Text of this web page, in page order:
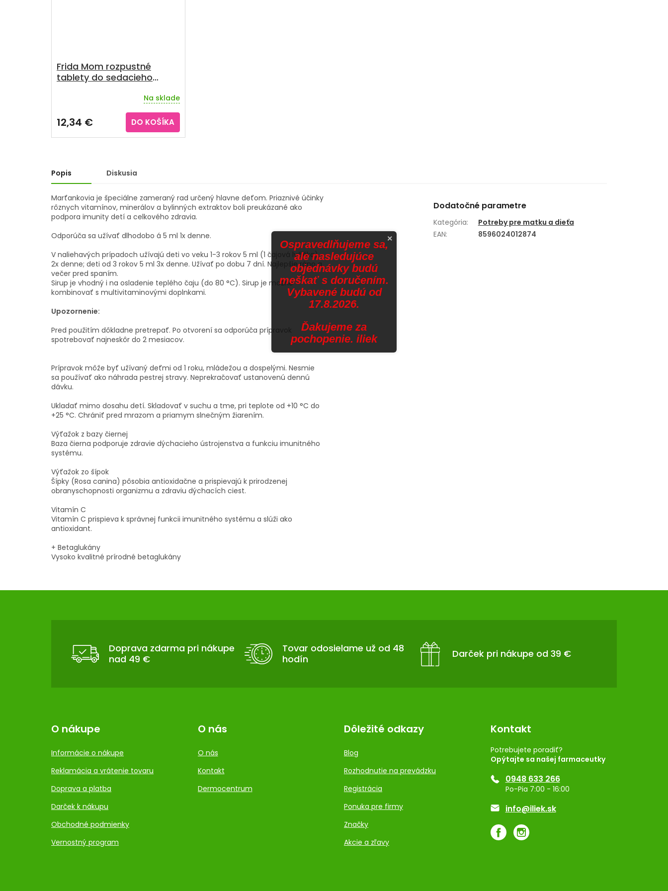
Frida Mom rozpustné
tablety do sedacieho
produktu
je
4,0
Na sklade
12,34 € DO KOŠÍKA
Popis Diskusia
Marťankovia je špeciálne zameraný rad určený hlavne deťom. Priaznivé účinky
rôznych vitamínov, minerálov a bylinných extraktov boli preukázané ako
podpora imunity detí a celkového zdravia.
Odporúča sa užívať dlhodobo á 5 ml 1x denne.
V naliehavých prípadoch užívajú deti vo veku 1-3 rokov 5 ml (1 čajová lyžička)
2x denne; deti od 3 rokov 5 ml 3x denne. Užívať po dobu 7 dní. Najlepšie ráno a
večer pred spaním.
Sirup je vhodný i na osladenie teplého čaju (do 80 °C). Sirup je možné
kombinovať s multivitaminovými doplnkami.
Upozornenie:
Pred použitím dôkladne pretrepať. Po otvorení sa odporúča prípravok
spotrebovať najneskôr do 2 mesiacov.
Prípravok môže byť užívaný deťmi od 1 roku, mládežou a dospelými. Nesmie
sa používať ako náhrada pestrej stravy. Neprekračovať ustanovenú dennú
dávku.
Ukladať mimo dosahu detí. Skladovať v suchu a tme, pri teplote od +10 °C do
+25 °C. Chrániť pred mrazom a priamym slnečným žiarením.
Výťažok z bazy čiernej
Baza čierna podporuje zdravie dýchacieho ústrojenstva a funkciu imunitného
systému.
Výťažok zo šípok
Šípky (Rosa canina) pôsobia antioxidačne a prispievajú k prirodzenej
obranyschopnosti organizmu a zdraviu dýchacích ciest.
Vitamín C
Vitamín C prispieva k správnej funkcii imunitného systému a slúži ako
antioxidant.
+ Betaglukány
Vysoko kvalitné prírodné betaglukány
Dodatočné parametre
Kategória:
Potreby pre matku a dieťa
EAN: 8596024012874
Doprava zdarma pri nákupe
nad 49 €
Tovar odosielame už od 48
hodín
Darček pri nákupe od 39 €
O nákupe
Informácie o nákupe
Reklamácia a vrátenie tovaru
Doprava a platba
Darček k nákupu
Obchodné podmienky
Vernostný program
O nás
O nás
Kontakt
Dermocentrum
Dôležité odkazy
Blog
Rozhodnutie na prevádzku
Registrácia
Ponuka pre firmy
Značky
Akcie a zľavy
Kontakt
Potrebujete poradiť?
Opýtajte sa našej farmaceutky
0948 633 266
Po-Pia 7:00 - 16:00
info@iliek.sk
×
Ospravedlňujeme sa,
ale nasledujúce
objednávky budú
meškať s doručením.
Vybavené budú od
17.8.2026.
Ďakujeme za
pochopenie. iliek